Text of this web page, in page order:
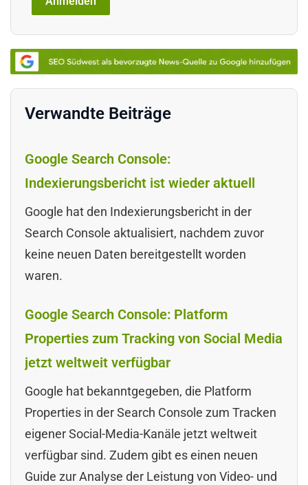
Verwandte Beiträge
Google Search Console:
Indexierungsbericht ist wieder aktuell
Google hat den Indexierungsbericht in der
Search Console aktualisiert, nachdem zuvor
keine neuen Daten bereitgestellt worden
waren.
Google Search Console: Platform
Properties zum Tracking von Social Media
jetzt weltweit verfügbar
Google hat bekanntgegeben, die Platform
Properties in der Search Console zum Tracken
eigener Social-Media-Kanäle jetzt weltweit
verfügbar sind. Zudem gibt es einen neuen
Guide zur Analyse der Leistung von Video- und